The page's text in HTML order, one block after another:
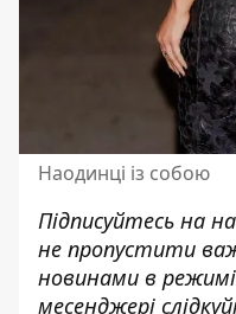
Наодинці із собою
Підписуйтесь на
не пропустити
новинами в
месенджері